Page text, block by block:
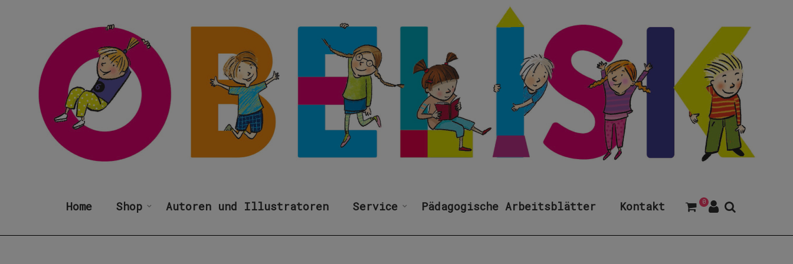
Home Shop Autoren und Illustratoren Service Pädagogische Arbeitsblätter Kontakt 0